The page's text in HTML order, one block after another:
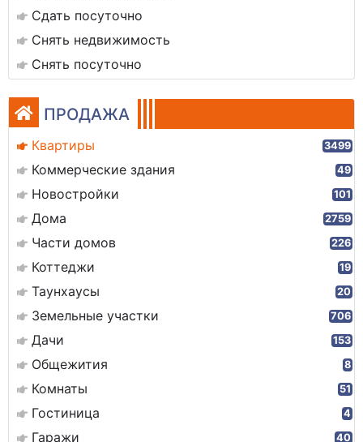
Сдать посуточно
Снять недвижимость
Снять посуточно
ПРОДАЖА
Квартиры 3499
Коммерческие здания 49
Новостройки 101
Дома 2759
Части домов 226
Коттеджи 19
Таунхаусы 20
Земельные участки 706
Дачи 153
Общежития 8
Комнаты 51
Гостиница 4
Гаражи 40